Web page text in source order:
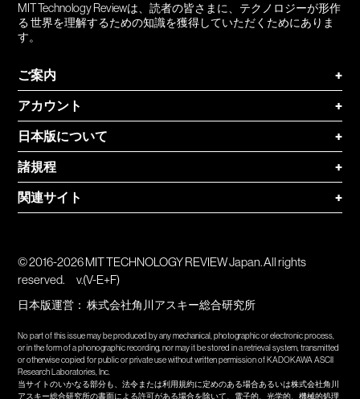
MIT Technology Reviewは、読者の皆さまに、テクノロジーが形作
る 世界を理解するための知識を獲得していただくためにありま
す。
ご案内
+
アカウント
+
日本版について
+
諸規程
+
関連サイト
+
© 2016-2026 MIT TECHNOLOGY REVIEW Japan. All rights
reserved.
v.(V-E+F)
日本版運営：株式会社角川アスキー総合研究所
No part of this issue may be produced by any mechanical, photographic or electronic process,
or in the form of a phonographic recording, nor may it be stored in a retrieval system, transmitted
or otherwise copied for public or private use without written permission of KADOKAWA ASCII
Research Laboratories, Inc.
当サイトのいかなる部分も、法令または利用規約に定めのある場合あるいは株式会社角川
アスキー総合研究所の書面による許可がある場合を除いて、電子的、光学的、機械的処理